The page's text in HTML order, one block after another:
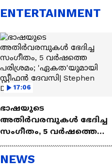
ENTERTAINMENT
17:06
ഭാഷയുടെ
അതിർവരമ്പുകൾ ഭേദിച്ച
സംഗീതം, 5 വർഷത്തെ
പരിശ്രമം; 'ഏകത'യുമായി
സ്റ്റീഫൻ ദേവസി| Stephen
NEWS